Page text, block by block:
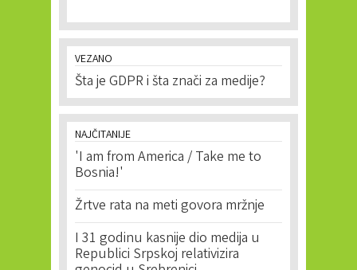
VEZANO
Šta je GDPR i šta znači za medije?
NAJČITANIJE
'I am from America / Take me to
Bosnia!'
Žrtve rata na meti govora mržnje
I 31 godinu kasnije dio medija u
Republici Srpskoj relativizira